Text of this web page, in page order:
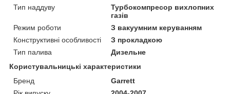
Тип наддуву
Турбокомпресор вихлопних
газів
Режим роботи
З вакуумним керуванням
Конструктивні особливості
З прокладкою
Тип палива
Дизельне
Користувальницькі характеристики
Бренд
Garrett